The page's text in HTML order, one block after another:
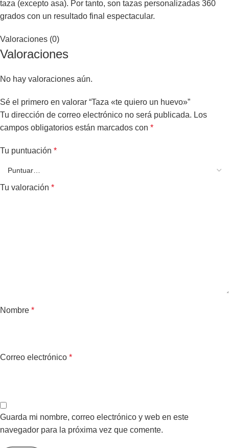
taza (excepto asa). Por tanto, son tazas personalizadas 360
grados con un resultado final espectacular.
Valoraciones (0)
Valoraciones
No hay valoraciones aún.
Sé el primero en valorar “Taza «te quiero un huevo»”
Tu dirección de correo electrónico no será publicada. Los
campos obligatorios están marcados con *
Tu puntuación *
Tu valoración *
Nombre *
Correo electrónico *
Guarda mi nombre, correo electrónico y web en este
navegador para la próxima vez que comente.